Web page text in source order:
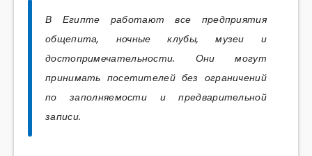
В Египте работают все предприятия
общепита, ночные клубы, музеи и
достопримечательности. Они могут
принимать посетителей без ограничений
по заполняемости и предварительной
записи.